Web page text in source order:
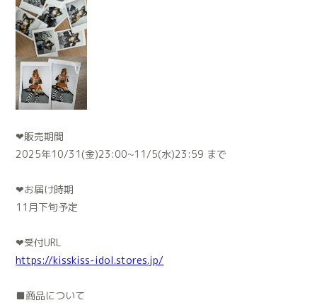
❤︎販売期間
2025年10/31(金)23:00~11/5(水)23:59 まで
❤︎お届け時期
11月下旬予定
❤︎受付URL
https://kisskiss-idol.stores.jp/
■商品について